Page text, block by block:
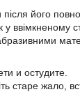
його
ввімкненому
и остудите.
старе жало,